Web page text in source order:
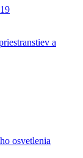
a
osvetlenia